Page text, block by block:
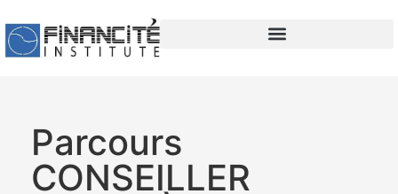
principal
Parcours
CONSEILLER